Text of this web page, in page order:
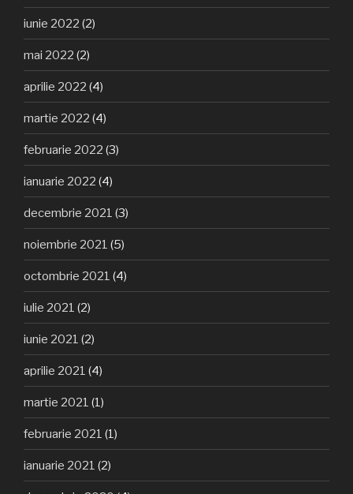
iunie 2022 (2)
mai 2022 (2)
aprilie 2022 (4)
martie 2022 (4)
februarie 2022 (3)
ianuarie 2022 (4)
decembrie 2021 (3)
noiembrie 2021 (5)
octombrie 2021 (4)
iulie 2021 (2)
iunie 2021 (2)
aprilie 2021 (4)
martie 2021 (1)
februarie 2021 (1)
ianuarie 2021 (2)